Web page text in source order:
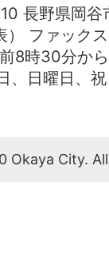
長野県岡谷
） ファッ
8時30分か
、日曜日、
Okaya City.